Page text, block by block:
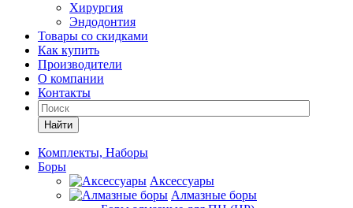
Хирургия
Эндодонтия
Товары со скидками
Как купить
Производители
О компании
Контакты
Найти
Комплекты, Наборы
Боры
Аксессуары
Алмазные боры